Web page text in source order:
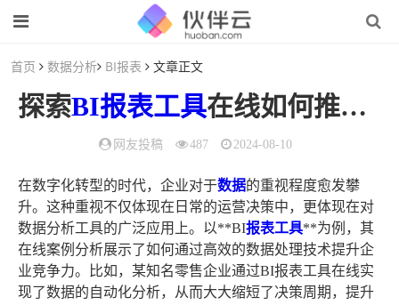
首页 数据分析 BI报表 文章正文
探索BI报表工具在线如何推动企业数字化转型的
网友投稿 487 2024-08-10
在数字化转型的时代，企业对于数据的重视程度愈发攀
升。这种重视不仅体现在日常的运营决策中，更体现在对
数据分析工具的广泛应用上。以**BI报表工具**为例，其
在线案例分析展示了如何通过高效的数据处理技术提升企
业竞争力。比如，某知名零售企业通过BI报表工具在线实
现了数据的自动化分析，从而大大缩短了决策周期，提升